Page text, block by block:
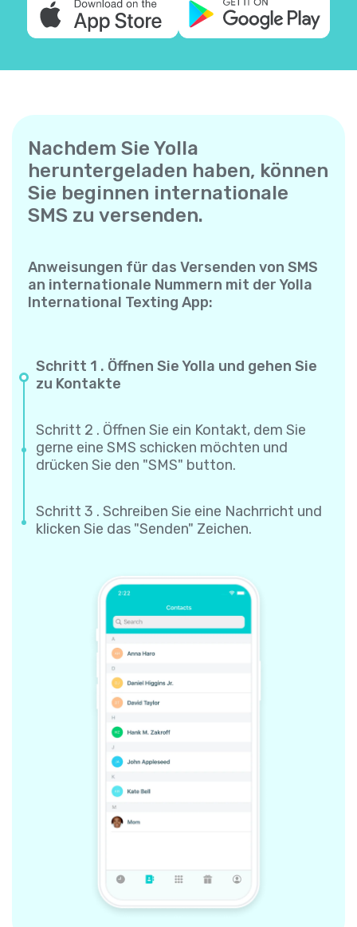
Nachdem Sie Yolla
heruntergeladen haben, können
Sie beginnen internationale
SMS zu versenden.
Anweisungen für das Versenden von SMS
an internationale Nummern mit der Yolla
International Texting App:
Schritt 1 . Öffnen Sie Yolla und gehen Sie
zu Kontakte
Schritt 2 . Öffnen Sie ein Kontakt, dem Sie
gerne eine SMS schicken möchten und
drücken Sie den "SMS" button.
Schritt 3 . Schreiben Sie eine Nachrricht und
klicken Sie das "Senden" Zeichen.